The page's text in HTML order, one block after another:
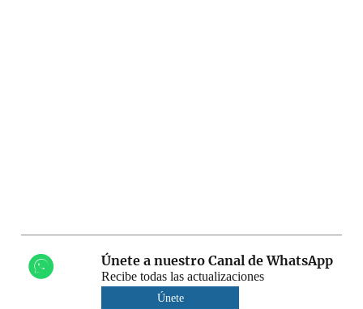
Únete a nuestro Canal de WhatsApp
Recibe todas las actualizaciones
Únete